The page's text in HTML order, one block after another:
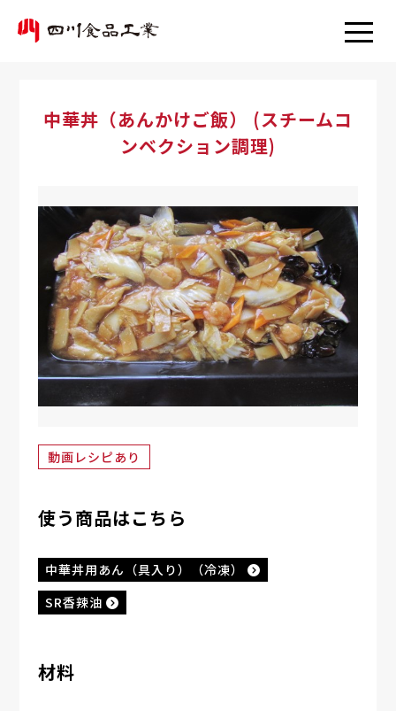
中華丼（あんかけご飯） (スチームコ
ンベクション調理)
動画レシピあり
使う商品はこちら
中華丼用あん（具入り）（冷凍）
SR香辣油
材料